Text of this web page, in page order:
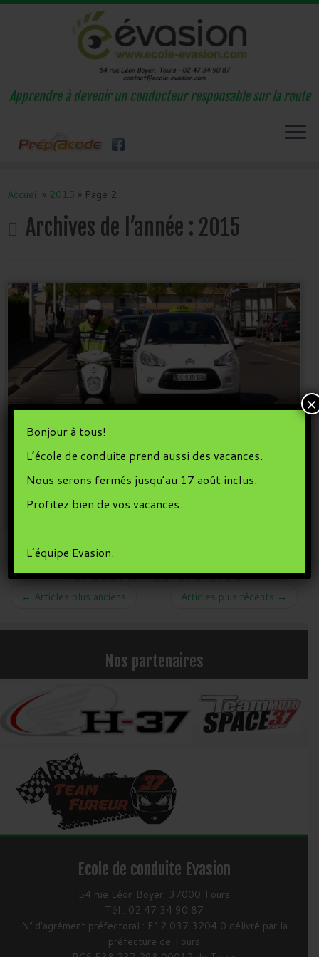
au
Apprendre à devenir un conducteur responsable sur la route
Accueil » 2015 » Page 2
Archives de l’année : 2015
Permis AM (BSR), stages les 20, 27 et 28
octobre ...
15 octobre 2015 dansPermis AMpar
Parcourir les articles
← Articles plus anciens Articles plus récents →
Nos partenaires
Ecole de conduite Evasion
54 rue Léon Boyer, 37000 Tours
Tél : 02 47 34 90 87
N° d'agrément préfectoral : E12 037 3204 0 délivré par la
préfecture de Tours
Bonjour à tous!
L’école de conduite prend aussi des vacances.
Nous serons fermés jusqu’au 17 août inclus.
Profitez bien de vos vacances.
L’équipe Evasion.
×